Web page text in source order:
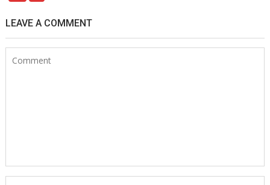
LEAVE A COMMENT